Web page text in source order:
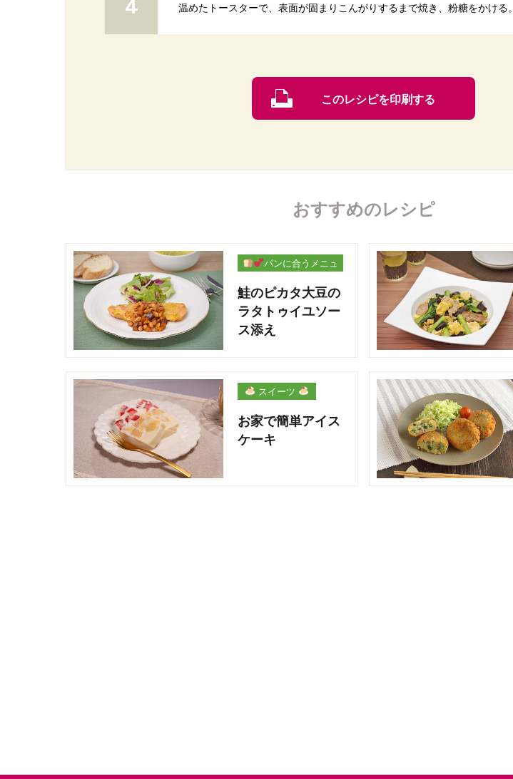
温めたトースターで、表面が固まりこんがりするまで焼き、粉糖をかける。
このレシピを印刷する
おすすめのレシピ
パンに合うメニュ
鮭のピカタ大豆の
ラタトゥイユソー
ス添え
スイーツ
お家で簡単アイス
ケーキ